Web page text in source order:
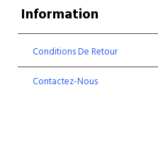
Information
Conditions De Retour
Contactez-Nous